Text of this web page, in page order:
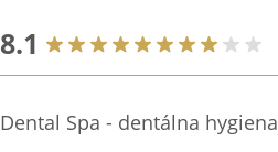
8.1
Dental Spa - dentálna hygiena